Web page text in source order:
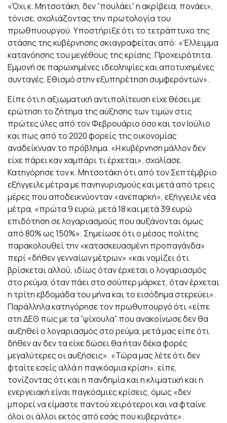
«Όχι κ. Μητσοτάκη, δεν ”πουλάει” η ακρίβεια, πονάει»,
τόνισε, σχολιάζοντας την πρωτολογία του
πρωθπυουργού. Υποστήριξε ότι το τετράπτυχο της
στάσης της κυβέρνησης σκιαγραφείται από: «Έλλειμμα
κατανόησης του μεγέθους της κρίσης. Προχειρότητα.
Εμμονή σε παρωχημένες ιδεοληψίες και αποτυχημένες
συνταγές. Εθισμό στην εξυπηρέτηση συμφερόντων».
Είπε ότι η αξιωματική αντιπολίτευση είχε θέσει με
ερώτηση το ζήτημα της αύξησης των τιμών στις
πρώτες ύλες από τον Φεβρουάριο όσο και τον Ιούλιο
και πως από το 2020 φορείς της οικονομίας
αναδείκνυαν το πρόβλημα. «Η κυβέρνηση μάλλον δεν
είχε πάρει καν χαμπάρι τι έρχεται», σχολίασε.
Κατηγόρησε τον κ. Μητσοτάκη ότι από τον Σεπτέμβριο
εξήγγειλε μέτρα με πανηγυρισμούς και μετά από τρεις
μέρες που αποδεικνύονταν «ανεπαρκή», εξήγγειλε νέα
μέτρα, «πρώτα 9 ευρώ, μετά 18 και μετά 39 ευρώ
επιδότηση σε λογαριασμούς που αυξάνονται όμως
από 80% ως 150%». Σημείωσε ότι ο μέσος πολίτης
παρακολουθεί την «κατασκευασμένη προπαγάνδα»
περί «δήθεν γενναίων μέτρων» «και νομίζει ότι
βρίσκεται αλλού, ιδίως όταν έρχεται ο λογαριασμός
στο ρεύμα, όταν πάει στο σούπερ μάρκετ, όταν έρχεται
η τρίτη εβδομάδα του μήνα και το εισόδημα στερεύει».
Παράλληλα κατηγόρησε τον πρωθυπουργό ότι «είπε
στη ΔΕΘ πως με τα ”ψίχουλα” που ανακοίνωσε δεν θα
αυξηθεί ο λογαριασμός στο ρεύμα, μετά μας είπε ότι
δήθεν αν δεν τα είχε δώσει θα ήταν δέκα φορές
μεγαλύτερες οι αυξήσεις». «Τώρα μας λέτε ότι δεν
φταίτε εσείς αλλά η παγκόσμια κρίση», είπε,
τονίζοντας ότι και η πανδημία και η κλιματική και η
ενεργειακή είναι παγκόσμιες κρίσεις, όμως «δεν
μπορεί να είμαστε παντού χειρότεροι και να φταίνε
όλοι οι άλλοι εκτός από εσάς που κυβερνάτε».